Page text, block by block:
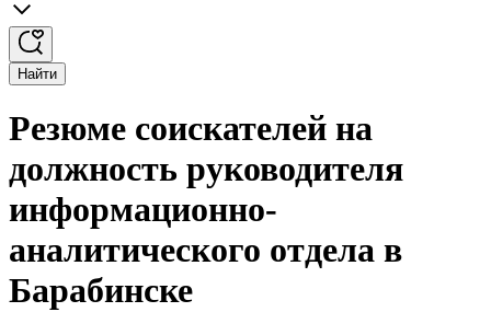
Найти
Резюме соискателей на
должность руководителя
информационно-
аналитического отдела в
Барабинске